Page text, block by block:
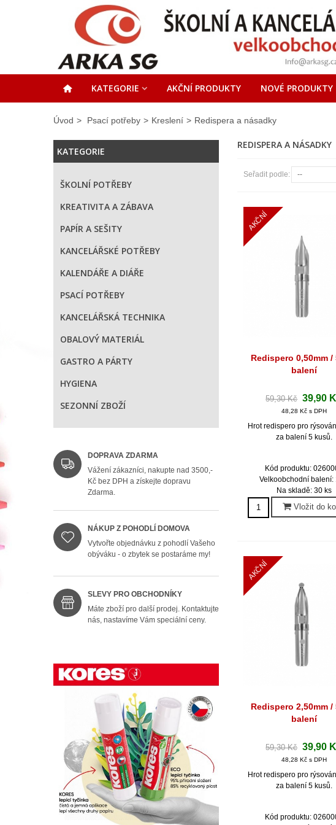
KATEGORIE AKČNÍ PRODUKTY NOVÉ PRODUKTY
Úvod > Psací potřeby > Kreslení > Redispera a násadky
KATEGORIE
ŠKOLNÍ POTŘEBY
KREATIVITA A ZÁBAVA
PAPÍR A SEŠITY
KANCELÁŘSKÉ POTŘEBY
KALENDÁŘE A DIÁŘE
PSACÍ POTŘEBY
KANCELÁŘSKÁ TECHNIKA
OBALOVÝ MATERIÁL
GASTRO A PÁRTY
HYGIENA
SEZONNÍ ZBOŽÍ
DOPRAVA ZDARMA
Vážení zákazníci, nakupte nad 3500,-
Kč bez DPH a získejte dopravu
Zdarma.
NÁKUP Z POHODLÍ DOMOVA
Vytvořte objednávku z pohodlí Vašeho
obýváku - o zbytek se postaráme my!
SLEVY PRO OBCHODNÍKY
Máte zboží pro další prodej. Kontaktujte
nás, nastavíme Vám speciální ceny.
REDISPERA A NÁSADKY
Seřadit podle: --
AKČNÍ
Rychlý náhled
Redispero 0,50mm /
balení
59,30 Kč 39,90
48,28 Kč s DPH
Hrot redispero pro
za balení 5 kusů.
Kód produktu:
Velkoobchodní balení:
Na skladě: 30 ks
Vložit do
AKČNÍ
Rychlý náhled
Redispero 2,50mm /
balení
59,30 Kč 39,90
48,28 Kč s DPH
Hrot redispero pro
za balení 5 kusů.
Kód produktu: